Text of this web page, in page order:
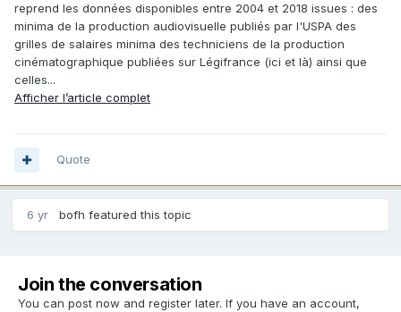
reprend les données disponibles entre 2004 et 2018 issues : des
minima de la production audiovisuelle publiés par l'USPA des
grilles de salaires minima des techniciens de la production
cinématographique publiées sur Légifrance (ici et là) ainsi que
celles...
Afficher l’article complet
Quote
6 yr bofh featured this topic
Join the conversation
You can post now and register later. If you have an account,